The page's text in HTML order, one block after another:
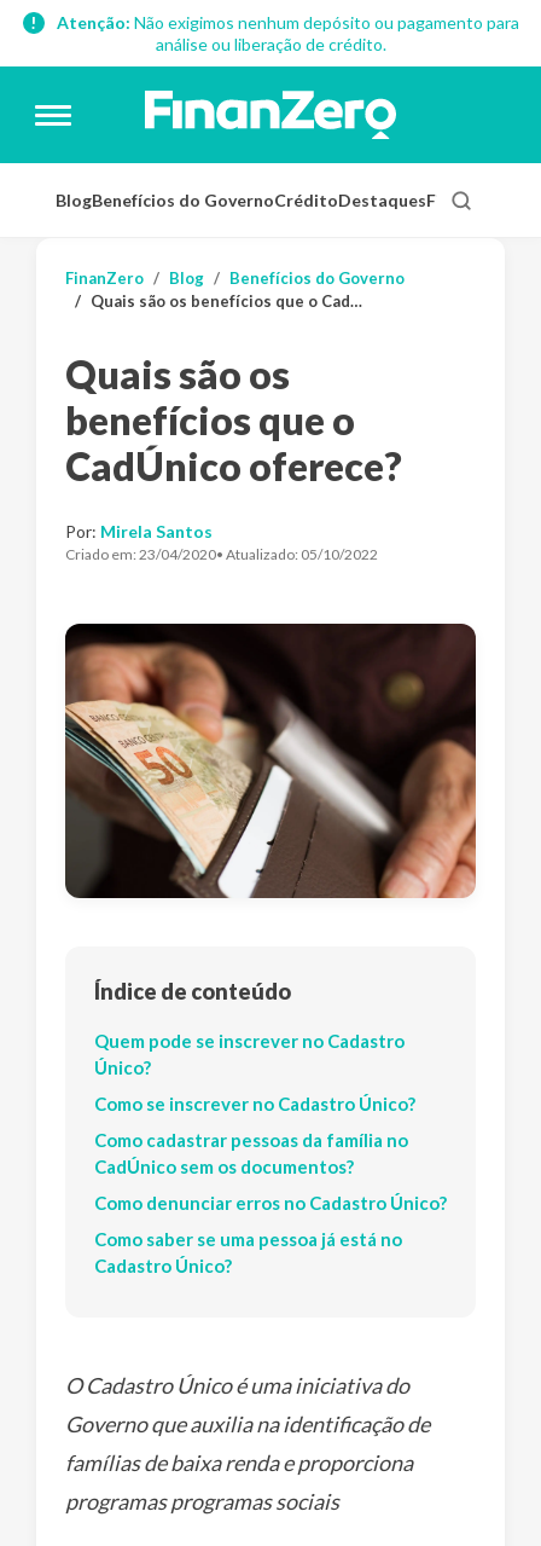
Atenção: Não exigimos nenhum depósito ou pagamento para
análise ou liberação de crédito.
BlogBenefícios do GovernoCréditoDestaquesFinanças
FinanZero Blog
Benefícios do Governo
Quais são os benefícios que o CadÚnico oferece?
Quais são os
benefícios que o
CadÚnico oferece?
Por: Mirela Santos
Criado em: 23/04/2020• Atualizado: 05/10/2022
Índice de conteúdo
Quem pode se inscrever no Cadastro
Único?
Como se inscrever no Cadastro Único?
Como cadastrar pessoas da família no
CadÚnico sem os documentos?
Como denunciar erros no Cadastro Único?
Como saber se uma pessoa já está no
Cadastro Único?
O Cadastro Único é ​uma iniciativa do
Governo que auxilia na identificação de
famílias de baixa renda e proporciona
programas programas sociais